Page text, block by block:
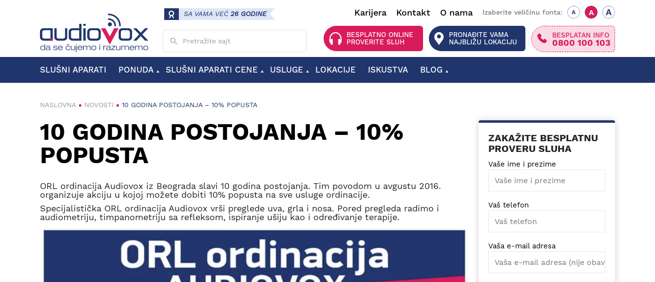
SA VAMA VEĆ 26 GODINE Karijera Kontakt O nama Izaberite veličinu fonta: A A A
BESPLATNO ONLINE
PROVERITE SLUH
PRONAĐITE VAMA
NAJBLIŽU LOKACIJU
BESPLATAN INFO
0800 100 103
SLUŠNI APARATI PONUDA SLUŠNI APARATI CENE USLUGE LOKACIJE ISKUSTVA BLOG
NASLOVNA NOVOSTI 10 GODINA POSTOJANJA – 10% POPUSTA
10 GODINA POSTOJANJA – 10%
POPUSTA
ORL ordinacija Audiovox iz Beograda slavi 10 godina postojanja. Tim povodom u avgustu 2016.
organizuje akciju u kojoj možete dobiti 10% popusta na sve usluge ordinacije.
Specijalistička ORL ordinacija Audiovox vrši preglede uva, grla i nosa. Pored pregleda radimo i
audiometriju, timpanometriju sa refleksom, ispiranje ušiju kao i određivanje terapije.
ZAKAŽITE BESPLATNU
PROVERU SLUHA
Vaše ime i prezime
Vaš telefon
Vaša e-mail adresa